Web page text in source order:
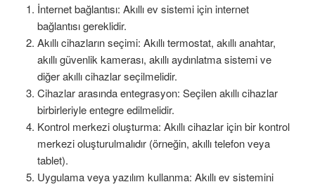
İnternet bağlantısı: Akıllı ev sistemi için internet
bağlantısı gereklidir.
Akıllı cihazların seçimi: Akıllı termostat, akıllı anahtar,
akıllı güvenlik kamerası, akıllı aydınlatma sistemi ve
diğer akıllı cihazlar seçilmelidir.
Cihazlar arasında entegrasyon: Seçilen akıllı cihazlar
birbirleriyle entegre edilmelidir.
Kontrol merkezi oluşturma: Akıllı cihazlar için bir kontrol
merkezi oluşturulmalıdır (örneğin, akıllı telefon veya
tablet).
Uygulama veya yazılım kullanma: Akıllı ev sistemini